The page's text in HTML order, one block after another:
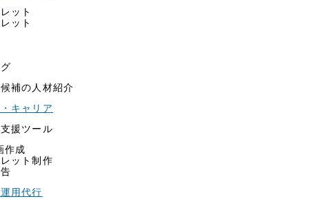
ット
ット
補の人材紹介
キャリア
援ツール
作成
ット制作
用代行